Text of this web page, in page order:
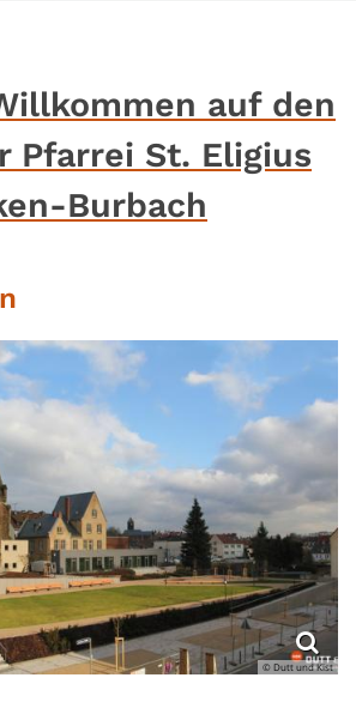
auf den
Pfarrei St. Eligius
Burbach
© Dutt und Kist